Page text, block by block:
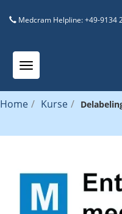
Medcram Helpline: +49-9134
Toggle navigation
Home / Kurse /